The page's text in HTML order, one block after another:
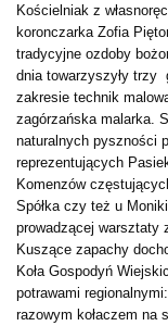
Kościelniak z
koronczarka Zofia
tradycyjne ozdoby
dnia towarzyszyły trzy
zakresie technik
zagórzańska malarka.
naturalnych pyszności
reprezentujących
Komenzów
Spółka czy też u
prowadzącej warsztaty
Kuszące zapachy
Koła Gospodyń
potrawami
razowym kołaczem na